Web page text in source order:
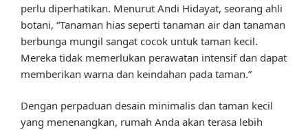
perlu diperhatikan. Menurut Andi Hidayat, seorang ahli
botani, “Tanaman hias seperti tanaman air dan tanaman
berbunga mungil sangat cocok untuk taman kecil.
Mereka tidak memerlukan perawatan intensif dan dapat
memberikan warna dan keindahan pada taman.”
Dengan perpaduan desain minimalis dan taman kecil
yang menenangkan, rumah Anda akan terasa lebih